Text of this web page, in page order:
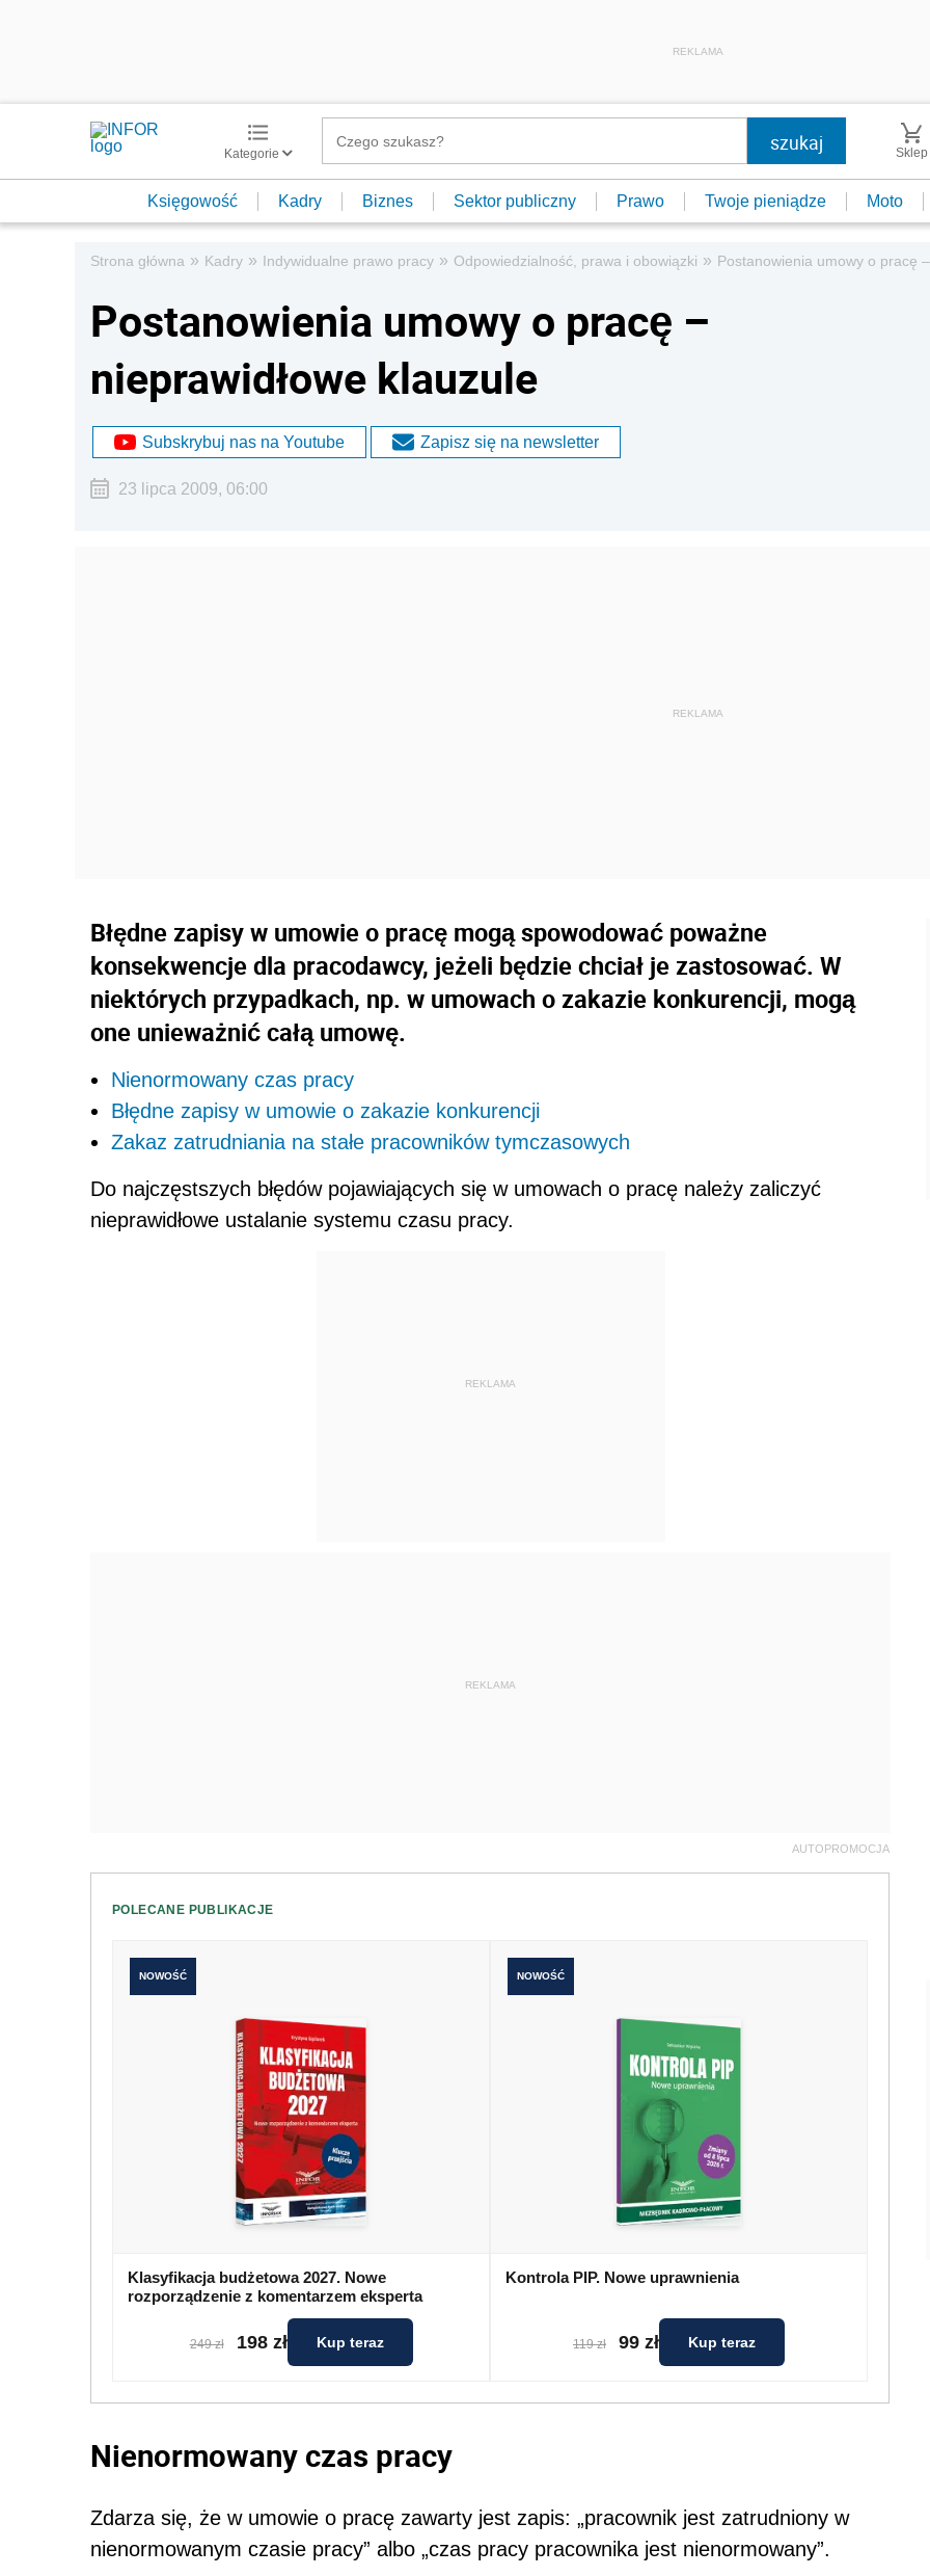
REKLAMA
Kategorie Sklep
Księgowość Kadry Biznes Sektor publiczny Prawo Twoje pieniądze Moto
Strona główna » Kadry » Indywidualne prawo pracy » Odpowiedzialność, prawa i obowiązki » Postanowienia umowy o pracę
Postanowienia umowy o pracę –
nieprawidłowe klauzule
Subskrybuj nas na Youtube Zapisz się na newsletter
23 lipca 2009, 06:00
Błędne zapisy w umowie o pracę mogą spowodować poważne
konsekwencje dla pracodawcy, jeżeli będzie chciał je zastosować. W
niektórych przypadkach, np. w umowach o zakazie konkurencji, mogą
one unieważnić całą umowę.
Nienormowany czas pracy
Błędne zapisy w umowie o zakazie konkurencji
Zakaz zatrudniania na stałe pracowników tymczasowych
Do najczęstszych błędów pojawiających się w umowach o pracę należy zaliczyć
nieprawidłowe ustalanie systemu czasu pracy.
REKLAMA
REKLAMA
AUTOPROMOCJA
POLECANE PUBLIKACJE
NOWOŚĆ
Klasyfikacja budżetowa 2027. Nowe
rozporządzenie z komentarzem eksperta
249 zł 198 zł Kup teraz
NOWOŚĆ
Kontrola PIP. Nowe uprawnienia
119 zł 99 zł Kup teraz
Nienormowany czas pracy
Zdarza się, że w umowie o pracę zawarty jest zapis: „pracownik jest zatrudniony w
nienormowanym czasie pracy” albo „czas pracy pracownika jest nienormowany”.